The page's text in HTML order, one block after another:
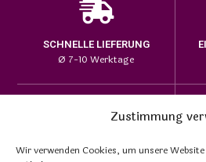
Zustimmung
Wir verwenden Cookies, um unsere
SCHNELLE LIEFERUNG
Ø 7-10 Werktage
HOHE PRODUKTQUALITÄT